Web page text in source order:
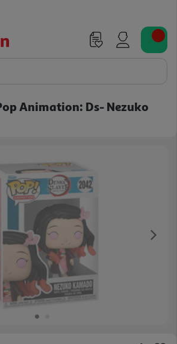
Animation: Ds- Nezuko